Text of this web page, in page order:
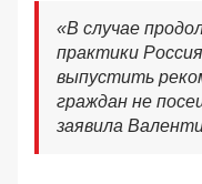
«В случае
практики
выпустить
граждан не
заявила